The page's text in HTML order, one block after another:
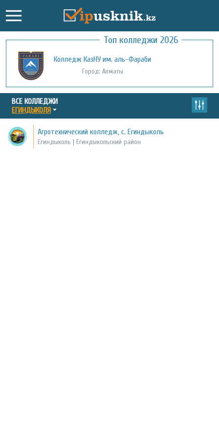
Топ колледжи 2026
Колледж КазНУ им. аль-Фараби
Город: Алматы
ВСЕ КОЛЛЕДЖИ
ЕГИНДЫКОЛЯ
Агротехнический колледж, с. Егиндыколь
Егиндыколь | Егиндыкольский район